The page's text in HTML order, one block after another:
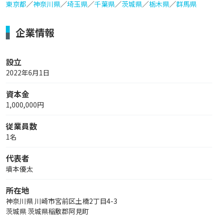
東京都／神奈川県／埼玉県／千葉県／茨城県／栃木県／群馬県
企業情報
設立
2022年6月1日
資本金
1,000,000円
従業員数
1名
代表者
墳本優太
所在地
神奈川県 川崎市宮前区土橋2丁目4-3
茨城県 茨城県稲敷郡阿見町